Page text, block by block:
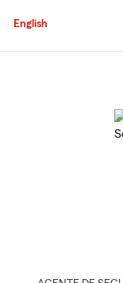
English